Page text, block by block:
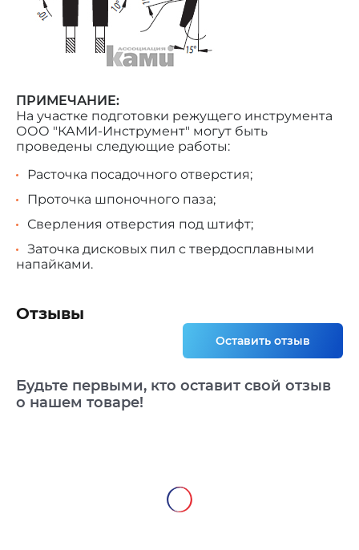
ПРИМЕЧАНИЕ:
На участке подготовки режущего инструмента
ООО "КАМИ-Инструмент" могут быть
проведены следующие работы:
Расточка посадочного отверстия;
Проточка шпоночного паза;
Сверления отверстия под штифт;
Заточка дисковых пил с твердосплавными
напайками.
Отзывы
Оставить отзыв
Будьте первыми, кто оставит свой отзыв
о нашем товаре!